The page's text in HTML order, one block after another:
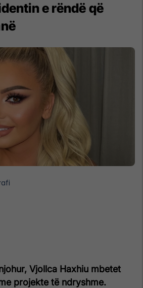
e rëndë që
Vjollca Haxhiu mbetet
projekte të ndryshme.